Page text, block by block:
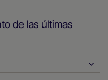
de las últimas